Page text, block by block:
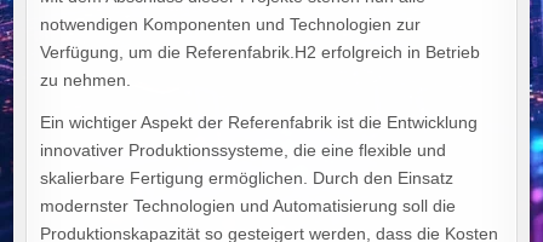
notwendigen Komponenten und Technologien zur
Verfügung, um die Referenfabrik.H2 erfolgreich in Betrieb
zu nehmen.
Ein wichtiger Aspekt der Referenfabrik ist die Entwicklung
innovativer Produktionssysteme, die eine flexible und
skalierbare Fertigung ermöglichen. Durch den Einsatz
modernster Technologien und Automatisierung soll die
Produktionskapazität so gesteigert werden, dass die Kosten